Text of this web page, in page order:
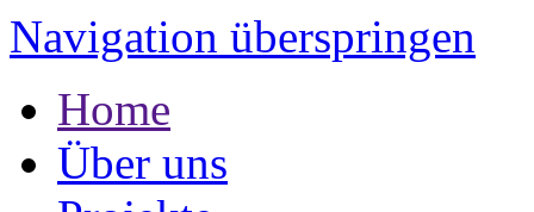
Navigation überspringen
Home
Über uns